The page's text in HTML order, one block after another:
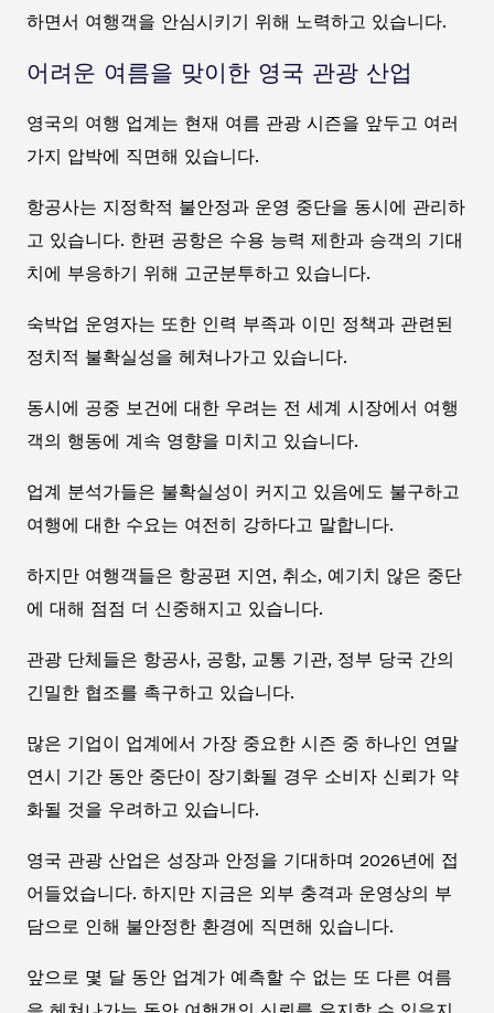
하면서 여행객을 안심시키기 위해 노력하고 있습니다.
어려운 여름을 맞이한 영국 관광 산업
영국의 여행 업계는 현재 여름 관광 시즌을 앞두고 여러
가지 압박에 직면해 있습니다.
항공사는 지정학적 불안정과 운영 중단을 동시에 관리하
고 있습니다. 한편 공항은 수용 능력 제한과 승객의 기대
치에 부응하기 위해 고군분투하고 있습니다.
숙박업 운영자는 또한 인력 부족과 이민 정책과 관련된
정치적 불확실성을 헤쳐나가고 있습니다.
동시에 공중 보건에 대한 우려는 전 세계 시장에서 여행
객의 행동에 계속 영향을 미치고 있습니다.
업계 분석가들은 불확실성이 커지고 있음에도 불구하고
여행에 대한 수요는 여전히 강하다고 말합니다.
하지만 여행객들은 항공편 지연, 취소, 예기치 않은 중단
에 대해 점점 더 신중해지고 있습니다.
관광 단체들은 항공사, 공항, 교통 기관, 정부 당국 간의
긴밀한 협조를 촉구하고 있습니다.
많은 기업이 업계에서 가장 중요한 시즌 중 하나인 연말
연시 기간 동안 중단이 장기화될 경우 소비자 신뢰가 약
화될 것을 우려하고 있습니다.
영국 관광 산업은 성장과 안정을 기대하며 2026년에 접
어들었습니다. 하지만 지금은 외부 충격과 운영상의 부
담으로 인해 불안정한 환경에 직면해 있습니다.
앞으로 몇 달 동안 업계가 예측할 수 없는 또 다른 여름